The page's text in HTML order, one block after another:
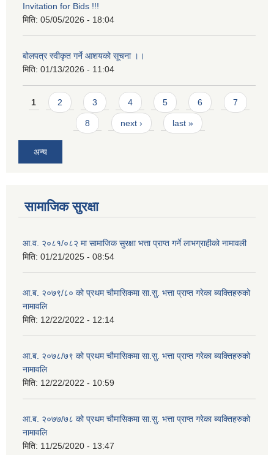
Invitation for Bids !!!
मिति: 05/05/2026 - 18:04
बोलपत्र स्वीकृत गर्ने आशयको सूचना ।।
मिति: 01/13/2026 - 11:04
Pages
1 2 3 4 5 6 7
8 next › last »
अन्य
सामाजिक सुरक्षा
आ.व. २०८१/०८२ मा सामाजिक सुरक्षा भत्ता प्राप्त गर्ने लाभग्राहीको नामावली
मिति: 01/21/2025 - 08:54
आ.ब. २०७९/८० को प्रथम चौमासिकमा सा.सु. भत्ता प्राप्त गरेका ब्यक्तिहरुको
नामावलि
मिति: 12/22/2022 - 12:14
आ.ब. २०७८/७९ को प्रथम चौमासिकमा सा.सु. भत्ता प्राप्त गरेका ब्यक्तिहरुको
नामावलि
मिति: 12/22/2022 - 10:59
आ.ब. २०७७/७८ को प्रथम चौमासिकमा सा.सु. भत्ता प्राप्त गरेका ब्यक्तिहरुको
नामावलि
मिति: 11/25/2020 - 13:47